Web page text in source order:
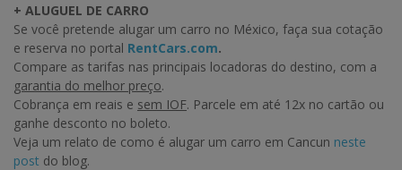
+ ALUGUEL DE CARRO
Se você pretende alugar um carro no México, faça sua cotação
e reserva no portal RentCars.com.
Compare as tarifas nas principais locadoras do destino, com a
garantia do melhor preço.
Cobrança em reais e sem IOF. Parcele em até 12x no cartão ou
ganhe desconto no boleto.
Veja um relato de como é alugar um carro em Cancun neste
post do blog.